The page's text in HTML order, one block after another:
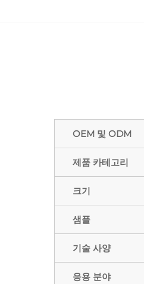
OEM 및 ODM
제품 카테고리
크기
샘플
기술 사양
응용 분야